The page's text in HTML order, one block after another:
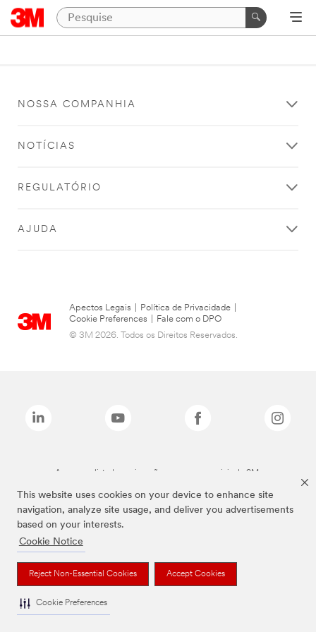
This website uses cookies on your device to enhance site
navigation, analyze site usage, and deliver you advertisements
based on your interests.
Cookie Notice
Reject Non-Essential Cookies Accept Cookies
Cookie Preferences
NOSSA COMPANHIA
NOTÍCIAS
REGULATÓRIO
AJUDA
Apectos Legais Política de Privacidade
Cookie Preferences
Fale com o DPO
© 3M 2026. Todos os Direitos Reservados.
As marcas listadas a cima são marcas comerciais da 3M.